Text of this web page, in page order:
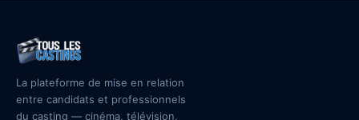
La plateforme de mise en relation
entre candidats et professionnels
du casting — cinéma, télévision,